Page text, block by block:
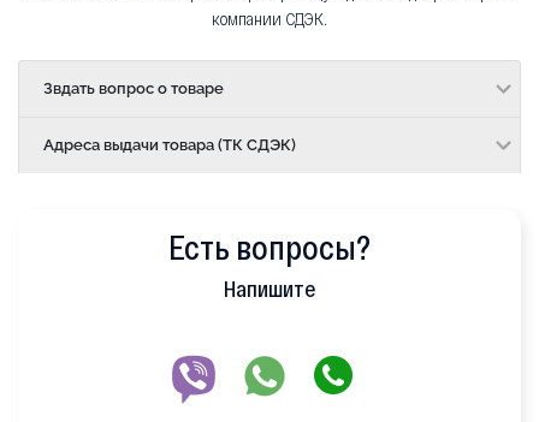
компании СДЭК.
Звдать вопрос о товаре
Адреса выдачи товара (ТК СДЭК)
Есть вопросы?
Напишите